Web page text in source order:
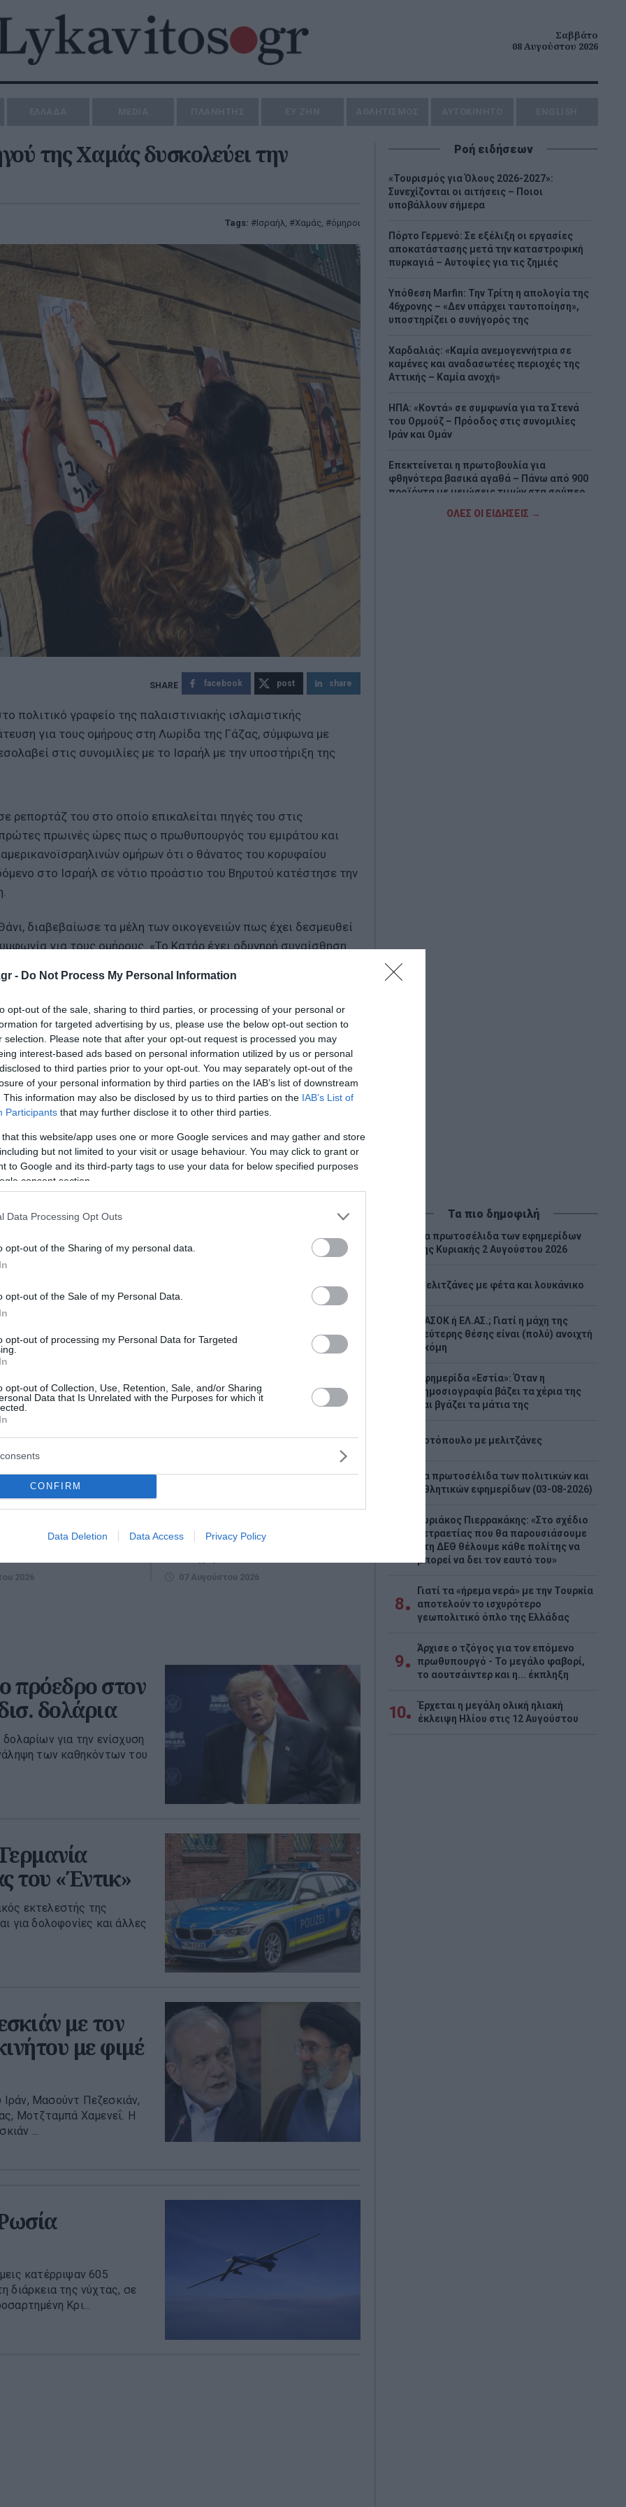
- Do Not Process My Personal Information
opt-out of the sale, sharing to third parties, or processing of your personal or
for targeted advertising by us, please use the below opt-out section to
selection. Please note that after your opt-out request is processed you may
interest-based ads based on personal information utilized by us or personal
to third parties prior to your opt-out. You may separately opt-out of the
of your personal information by third parties on the IAB’s list of downstream
This information may also be disclosed by us to third parties on the IAB’s List of
Participants that may further disclose it to other third parties.
that this website/app uses one or more Google services and may gather and store
but not limited to your visit or usage behaviour. You may click to grant or
to Google and its third-party tags to use your data for below specified purposes
consent section.
Data Processing Opt Outs
opt-out of the Sharing of my personal data.
opt-out of the Sale of my Personal Data.
opt-out of processing my Personal Data for Targeted
opt-out of Collection, Use, Retention, Sale, and/or Sharing
Data that Is Unrelated with the Purposes for which it
CONFIRM
Data Deletion Data Access Privacy Policy
Σαββάτο
08 Αυγούστου 2026
της Χαμάς δυσκολεύει την
Tags: Ισραήλ, Χαμάς, όμηροι
facebook post share
πολιτικό γραφείο της παλαιστινιακής ισλαμιστικής
για τους ομήρους στη Λωρίδα της Γάζας, σύμφωνα με
στις συνομιλίες με το Ισραήλ με την υποστήριξη της
ρεπορτάζ του στο οποίο επικαλείται πηγές του στις
πρωινές ώρες πως ο πρωθυπουργός του εμιράτου και
ομήρων ότι ο θάνατος του κορυφαίου
στο Ισραήλ σε νότιο προάστιο του Βηρυτού κατέστησε την
διαβεβαίωσε τα μέλη των οικογενειών πως έχει δεσμευθεί
για τους ομήρους. «Το Κατάρ έχει οδυνηρή συναίσθηση
αγαπημένα τους πρόσωπα», δήλωσε η πηγή του Axios στην
βιομηχανία διαφήμισης - Αντιδρούν οι εταιρείες
Το πρόβλημα ασφαλείας που προέκυψε
στις εκλογές
Lykavitos.gr στο Google News
όλες τις ειδήσεις
Ροή ειδήσεων
«Τουρισμός για Όλους 2026-2027»:
Συνεχίζονται οι αιτήσεις – Ποιοι
υποβάλλουν σήμερα
Πόρτο Γερμενό: Σε εξέλιξη οι εργασίες
αποκατάστασης μετά την καταστροφική
πυρκαγιά – Αυτοψίες για τις ζημιές
Υπόθεση Marfin: Την Τρίτη η απολογία της
46χρονης – «Δεν υπάρχει ταυτοποίηση»,
υποστηρίζει ο συνήγορός της
Χαρδαλιάς: «Καμία ανεμογεννήτρια σε
καμένες και αναδασωτέες περιοχές της
Αττικής – Καμία ανοχή»
ΗΠΑ: «Κοντά» σε συμφωνία για τα Στενά
του Ορμούζ – Πρόοδος στις συνομιλίες
Ιράν και Ομάν
Επεκτείνεται η πρωτοβουλία για
φθηνότερα βασικά αγαθά – Πάνω από 900
προϊόντα με μειώσεις τιμών στα σούπερ
ΟΛΕΣ ΟΙ ΕΙΔΗΣΕΙΣ →
Πούτιν
οι ΗΠΑ - Το
τρομάζει το
μυστικών υπηρεσιών
Πολιτειών αλλάζει τα
τη Ρωσία. Οι ΗΠΑ
στα επόμενα χρόνια να
2026
Ιράν: Σχέδιο για απαγόρευση
ισραηλινών πλοίων από τα
σχέδιο νόμου που προβλέπει την
απαγόρευση διέλευσης πλοίων των
Ηνωμένων Πολιτειών, του Ισραήλ και
07 Αυγούστου 2026
πρόεδρο στον
δολάρια
για την ενίσχυση
των καθηκόντων του
του «Έντικ»
εκτελεστής της
για δολοφονίες και άλλες
με τον
με φιμέ
Μασούντ Πεζεσκιάν,
Μοτζταμπά Χαμενεΐ. Η
...
κατέρριψαν 605
διάρκεια της νύχτας, σε
Κρι...
Τα πιο δημοφιλή
Tα πρωτοσέλιδα των εφημερίδων
της Κυριακής 2 Αυγούστου 2026
Μελιτζάνες με φέτα και λουκάνικο
ΠΑΣΟΚ ή ΕΛ.ΑΣ.; Γιατί η μάχη της
δεύτερης θέσης είναι (πολύ) ανοιχτή
ακόμη
Εφημερίδα «Εστία»: Όταν η
δημοσιογραφία βάζει τα χέρια της
και βγάζει τα μάτια της
Κοτόπουλο με μελιτζάνες
Τα πρωτοσέλιδα των πολιτικών και
αθλητικών εφημερίδων (03-08-2026)
Κυριάκος Πιερρακάκης: «Στο σχέδιο
τετραετίας που θα παρουσιάσουμε
στη ΔΕΘ θέλουμε κάθε πολίτης να
μπορεί να δει τον εαυτό του»
8
Γιατί τα «ήρεμα νερά» με την Τουρκία
αποτελούν το ισχυρότερο
γεωπολιτικό όπλο της Ελλάδας
9
Άρχισε ο τζόγος για τον επόμενο
πρωθυπουργό - Το μεγάλο φαβορί,
το αουτσάιντερ και η... έκπληξη
10
Έρχεται η μεγάλη ολική ηλιακή
έκλειψη Ηλίου στις 12 Αυγούστου